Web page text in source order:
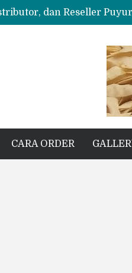
dan Reseller
5 kg
Kualitas Unggul untuk
CARA ORDER